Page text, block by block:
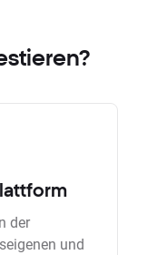
der
und